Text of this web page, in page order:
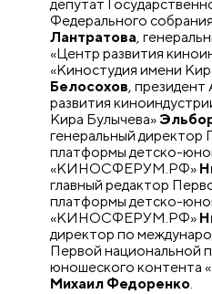
депутат
Федерального
Лантратова,
«Центр развития
«Киностудия имени
Белосохов,
развития
Кира Булычева»
генеральный директор
платформы детско-
«КИНОСФЕРУМ.РФ»
главный редактор
платформы детско-
«КИНОСФЕРУМ.РФ»
директор по
Первой национальной
юношеского
Михаил Федоренко.